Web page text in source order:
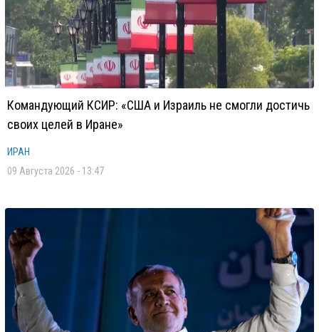
Командующий КСИР: «США и Израиль не смогли достичь
своих целей в Иране»
ИРАН
09 Августа 2026 - 13:47